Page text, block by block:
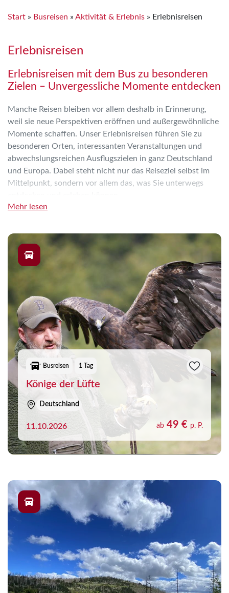
Start » Busreisen » Aktivität & Erlebnis » Erlebnisreisen
Erlebnisreisen
Erlebnisreisen mit dem Bus zu besonderen
Zielen – Unvergessliche Momente entdecken
Manche Reisen bleiben vor allem deshalb in Erinnerung,
weil sie neue Perspektiven eröffnen und außergewöhnliche
Momente schaffen. Unser Erlebnisreisen führen Sie zu
besonderen Orten, interessanten Veranstaltungen und
abwechslungsreichen Ausflugszielen in ganz Deutschland
und Europa. Dabei steht nicht nur das Reiseziel selbst im
Mittelpunkt, sondern vor allem das, was Sie unterwegs
Einblicke miteinander verbinden. Je nach Reise entdecken
Sie eindrucksvolle Landschaften, historische Orte,
außergewöhnliche Ausflugsziele oder Veranstaltungen, die
einen besonderen Anlass für eine gemeinsame Reise bieten.
So entstehen Erlebnisse, die über den klassischen Urlaub
hinausgehen und lange in Erinnerung bleiben.
Während der An- und Abreise genießen Sie den Komfort
einer organisierten Busreise und können sich entspannt auf
die kommenden Eindrücke freuen. Ob für einen
erlebnisreichen Tag, eine kurze Auszeit oder eine
mehrtägige Reise – entdecken Sie vielfältige Möglichkeiten,
Neues kennenzulernen und besondere Momente zu
genießen.
Mehr lesen
Busreisen 1 Tag
Könige der Lüfte
Deutschland
11.10.2026 ab 49 € p. P.